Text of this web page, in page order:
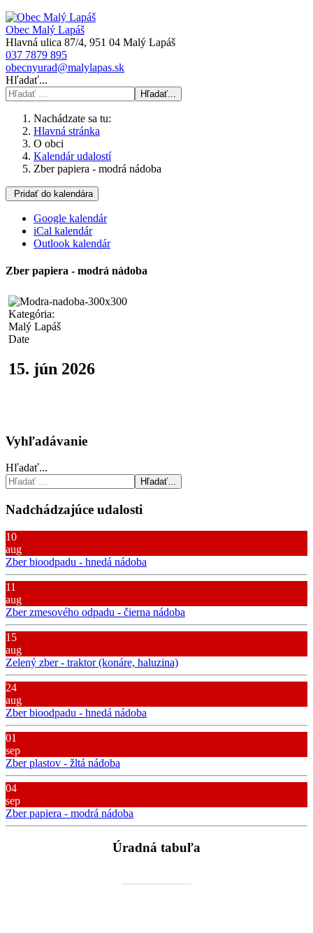
Obec Malý Lapáš
Hlavná ulica 87/4, 951 04 Malý Lapáš
037 7879 895
obecnyurad@malylapas.sk
Hľadať...
Hľadať...
Nachádzate sa tu:
Hlavná stránka
O obci
Kalendár udalostí
Zber papiera - modrá nádoba
Pridať do kalendára
Google kalendár
iCal kalendár
Outlook kalendár
Zber papiera - modrá nádoba
Kategória:
Malý Lapáš
Date
15. jún 2026
Vyhľadávanie
Hľadať...
Hľadať...
Nadchádzajúce udalosti
10
aug
Zber bioodpadu - hnedá nádoba
11
aug
Zber zmesového odpadu - čierna nádoba
15
aug
Zelený zber - traktor (konáre, haluzina)
24
aug
Zber bioodpadu - hnedá nádoba
01
sep
Zber plastov - žltá nádoba
04
sep
Zber papiera - modrá nádoba
Úradná tabuľa